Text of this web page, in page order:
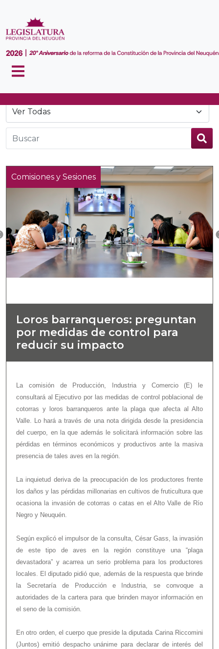
Comisiones y Sesiones
Loros barranqueros: preguntan
por medidas de control para
reducir su impacto
La comisión de Producción, Industria y Comercio (E) le
consultará al Ejecutivo por las medidas de control poblacional de
cotorras y loros barranqueros ante la plaga que afecta al Alto
Valle. Lo hará a través de una nota dirigida desde la presidencia
del cuerpo, en la que además le solicitará información sobre las
pérdidas en términos económicos y productivos ante la masiva
presencia de tales aves en la región.
La inquietud deriva de la preocupación de los productores frente
los daños y las pérdidas millonarias en cultivos de fruticultura que
ocasiona la invasión de cotorras o catas en el Alto Valle de Río
Negro y Neuquén.
Según explicó el impulsor de la consulta, César Gass, la invasión
de este tipo de aves en la región constituye una “plaga
devastadora” y acarrea un serio problema para los productores
locales. El diputado pidió que, además de la respuesta que brinde
la Secretaría de Producción e Industria, se convoque a
autoridades de la cartera para que brinden mayor información en
el seno de la comisión.
En otro orden, el cuerpo que preside la diputada Carina Riccomini
(Juntos) emitió despacho unánime para declarar de interés del